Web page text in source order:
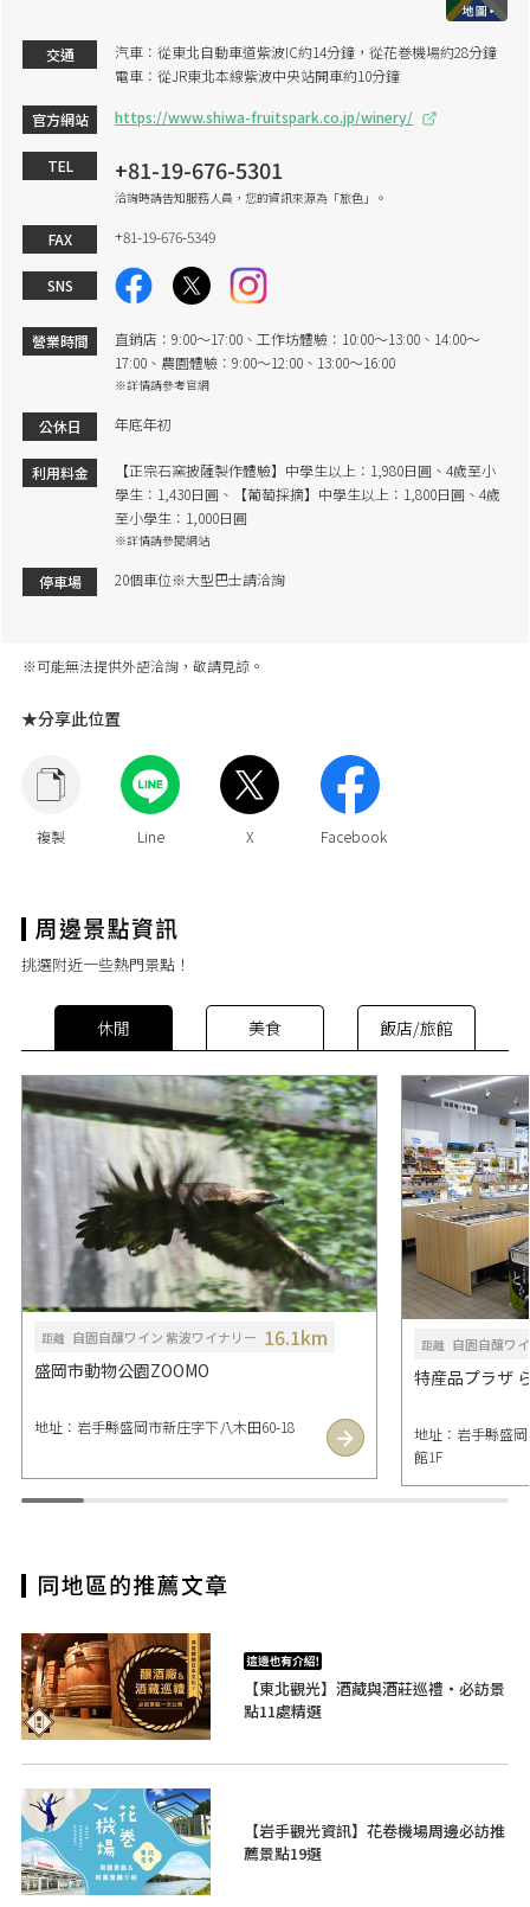
交通
汽車：從東北自動車道紫波IC約14分鐘，從花巻機場約28分鐘
電車：從JR東北本線紫波中央站開車約10分鐘
官方網站 https://www.shiwa-fruitspark.co.jp/winery/
TEL +81-19-676-5301
洽詢時請告知服務人員，您的資訊來源為「旅色」。
FAX +81-19-676-5349
SNS
營業時間
直銷店：9:00～17:00、工作坊體驗：10:00～13:00、14:00～
17:00、農園體驗：9:00～12:00、13:00～16:00
※詳情請參考官網
公休日 年底年初
利用料金
【正宗石窯披薩製作體驗】中學生以上：1,980日圓、4歲至小
學生：1,430日圓、【葡萄採摘】中學生以上：1,800日圓、4歲
至小學生：1,000日圓
※詳情請參閱網站
停車場 20個車位※大型巴士請洽詢
※可能無法提供外語洽詢，敬請見諒。
★分享此位置
挑選附近一些熱門景點！
休閒 美食 飯店/旅館
距離 自園自醸ワイン 紫波ワイナリー 16.1km
盛岡市動物公園ZOOMO
地址：岩手縣盛岡市新庄字下八木田60-18
距離 自園自醸ワ
特産品プラザ
地址：岩手縣盛
館1F
【東北觀光】酒藏與酒莊巡禮・必訪景
點11處精選
【岩手觀光資訊】花卷機場周邊必訪推
薦景點19選